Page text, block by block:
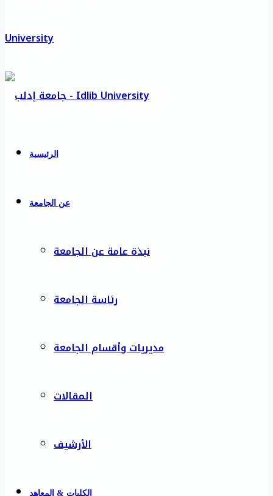
الرئيسية
عن الجامعة
نبذة عامة عن الجامعة
رئاسة الجامعة
مديريات وأقسام الجامعة
المقالات
الأرشيف
الكليات & المعاهد